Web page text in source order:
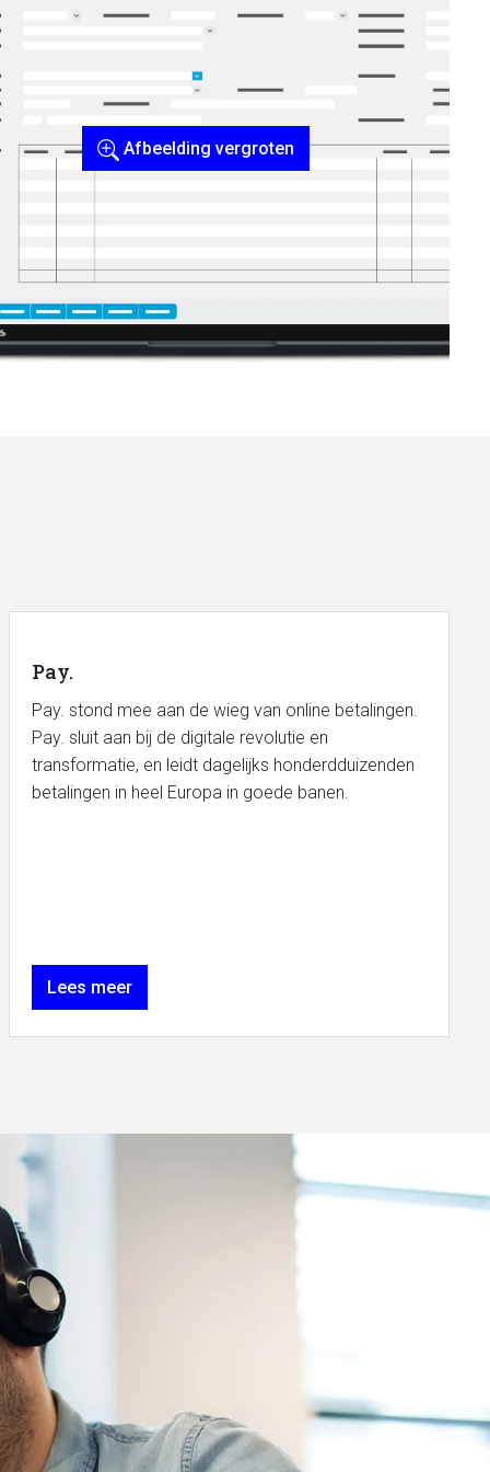
Afbeelding vergroten
Pay.
Pay. stond mee aan de wieg van online betalingen.
Pay. sluit aan bij de digitale revolutie en
transformatie, en leidt dagelijks honderdduizenden
betalingen in heel Europa in goede banen.
Lees meer